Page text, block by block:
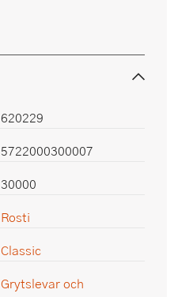
620229
5722000300007
30000
Rosti
Classic
Grytslevar och